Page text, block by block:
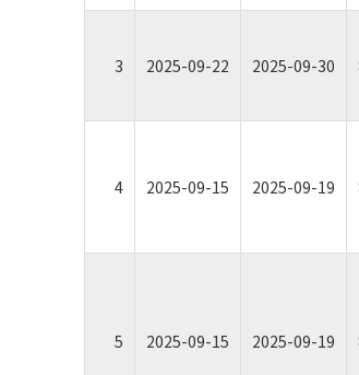
3 2025-09-22 2025-09-30
4 2025-09-15 2025-09-19
5 2025-09-15 2025-09-19